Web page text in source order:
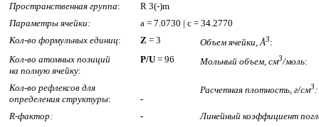
Пространственная группа:
R 3(-)m
Параметры ячейки:
a = 7.0730 | c = 34.2770
Кол-во формульных единиц: Z = 3 Объем ячейки, Å3:
Кол-во атомных позиций
на полную ячейку:
P/U = 96 Мольный объем, см3/моль:
Кол-во рефлексов для
определения структуры: -
Расчетная плотность, г/см3:
R-фактор: -
Линейный коэффициент